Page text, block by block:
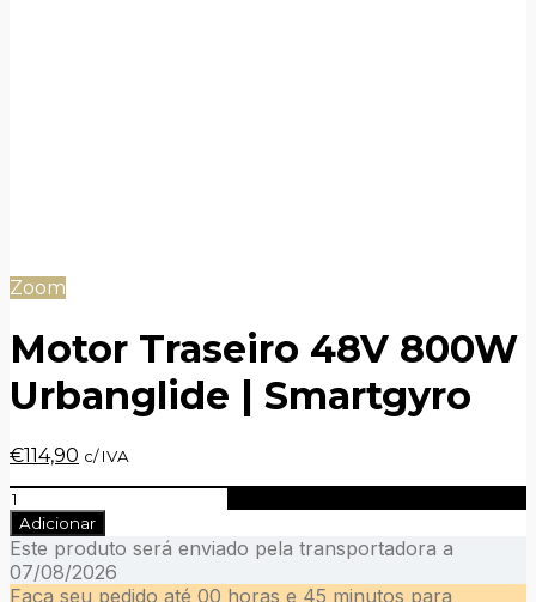
Zoom
Motor Traseiro 48V 800W
Urbanglide | Smartgyro
O
original
era:
€119,90.
€114,90 O
é:
€114,90.
c/ IVA
Quantidade
de
Motor
Traseiro
48V
Adicionar
Este produto será enviado pela transportadora a
07/08/2026
Faça seu pedido até 00 horas e 45 minutos para